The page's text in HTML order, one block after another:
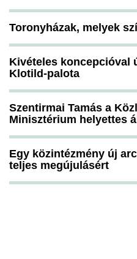
Toronyházak, melyek
Kivételes koncepcióval
Klotild-palota
Szentirmai Tamás a
Minisztérium helyettes
Egy közintézmény új
teljes megújulásért